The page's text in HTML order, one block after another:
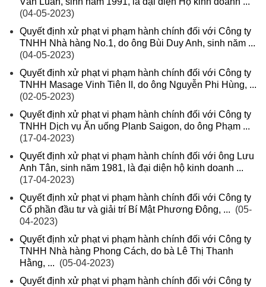
(04-05-2023)
Quyết định xử phạt vi phạm hành chính đối với Công ty
TNHH Nhà hàng No.1, do ông Bùi Duy Anh, sinh năm ...
(04-05-2023)
Quyết định xử phạt vi phạm hành chính đối với Công ty
TNHH Masage Vinh Tiên II, do ông Nguyễn Phi Hùng, ...
(02-05-2023)
Quyết định xử phạt vi phạm hành chính đối với Công ty
TNHH Dịch vụ Ăn uống Planb Saigon, do ông Phạm ...
(17-04-2023)
Quyết định xử phạt vi phạm hành chính đối với ông Lưu
Anh Tân, sinh năm 1981, là đại diện hộ kinh doanh ...
(17-04-2023)
Quyết định xử phạt vi phạm hành chính đối với Công ty
Cổ phần đầu tư và giải trí Bí Mật Phương Đông, ... (05-
04-2023)
Quyết định xử phạt vi phạm hành chính đối với Công ty
TNHH Nhà hàng Phong Cách, do bà Lê Thị Thanh
Hằng, ... (05-04-2023)
Quyết định xử phạt vi phạm hành chính đối với Công ty